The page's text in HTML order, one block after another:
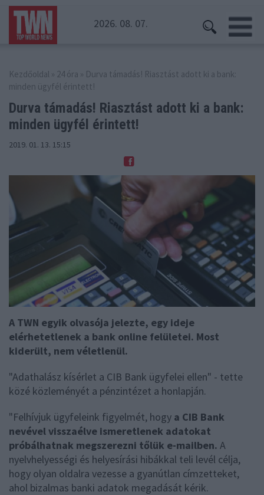
2026. 08. 07.
Kezdőoldal » 24 óra » Durva támadás! Riasztást adott ki a bank:
minden ügyfél érintett!
Durva támadás! Riasztást adott ki a bank:
minden ügyfél érintett!
2019. 01. 13. 15:15
A TWN egyik olvasója jelezte, egy ideje
elérhetetlenek a bank online felületei. Most
kiderült, nem véletlenül.
"Adathalász kísérlet a CIB Bank ügyfelei ellen" - tette
közé közleményét a pénzintézet a honlapján.
"Felhívjuk ügyfeleink figyelmét, hogy a CIB Bank
nevével visszaélve ismeretlenek adatokat
próbálhatnak megszerezni tőlük e-mailben. A
nyelvhelyességi és helyesírási hibákkal teli levél célja,
hogy olyan oldalra vezesse a gyanútlan címzetteket,
ahol bizalmas banki adatok megadását kérik.